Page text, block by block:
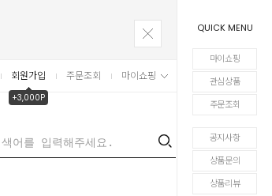
QUICK MENU
마이쇼핑
관심상품
주문조회
공지사항
상품문의
상품리뷰
회원가입
+3,000P
주문조회 마이쇼핑 장바구니
0